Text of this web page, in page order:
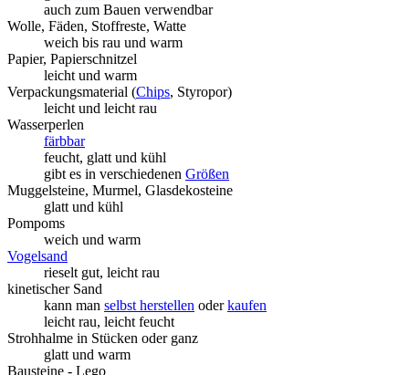
auch zum Bauen verwendbar
Wolle, Fäden, Stoffreste, Watte
weich bis rau und warm
Papier, Papierschnitzel
leicht und warm
Verpackungsmaterial (Chips, Styropor)
leicht und leicht rau
Wasserperlen
färbbar
feucht, glatt und kühl
gibt es in verschiedenen Größen
Muggelsteine, Murmel, Glasdekosteine
glatt und kühl
Pompoms
weich und warm
Vogelsand
rieselt gut, leicht rau
kinetischer Sand
kann man selbst herstellen oderkaufen
leicht rau, leicht feucht
Strohhalme in Stücken oder ganz
glatt und warm
Bausteine - Lego